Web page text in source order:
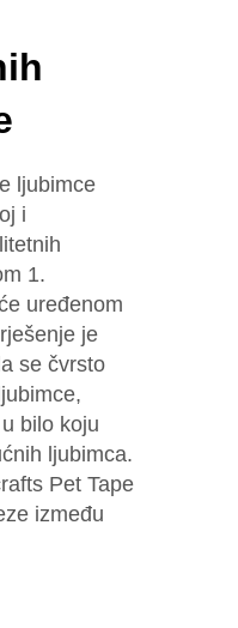
ljubimce
i
1.
uređenom
je
se čvrsto
bilo koju
ljubimca.
Pet Tape
između